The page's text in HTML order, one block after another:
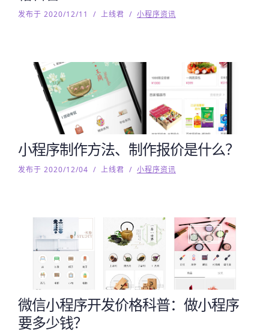
发布于 2020/12/11 / 上线君 / 小程序资讯
小程序制作方法、制作报价是什么？
发布于 2020/12/04 / 上线君 / 小程序资讯
微信小程序开发价格科普：做小程序
要多少钱？